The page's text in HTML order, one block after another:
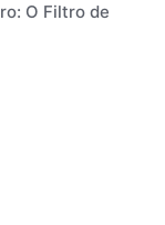
O Filtro de